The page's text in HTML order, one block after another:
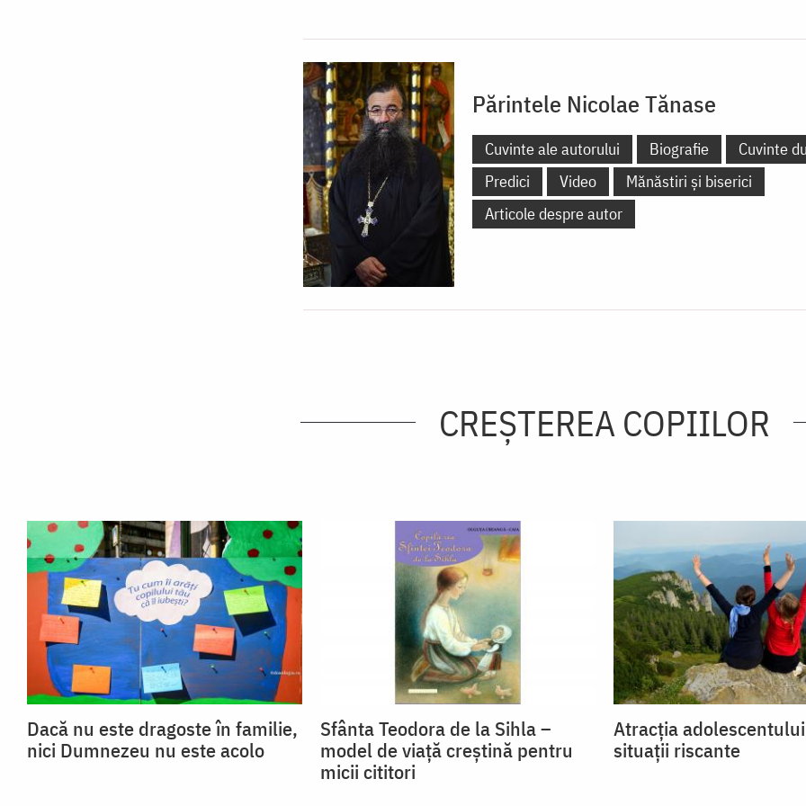
Părintele Nicolae Tănase
Cuvinte ale autorului Biografie
Cuvinte
Predici
Video
Mănăstiri și biserici
Articole despre autor
CREŞTEREA COPIILOR
Dacă nu este dragoste în familie,
nici Dumnezeu nu este acolo
Sfânta Teodora de la Sihla –
model de viaţă creştină pentru
micii cititori
Atracția
situații riscante